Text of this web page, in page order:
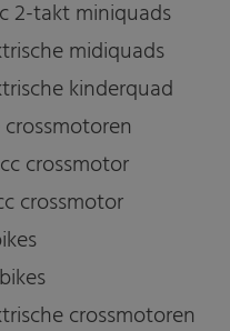
2-takt miniquads
midiquads
kinderquad
crossmotor
crossmotor
crossmotoren